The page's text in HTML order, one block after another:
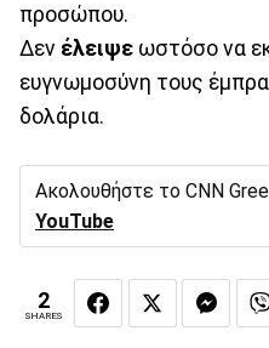
προσώπου.
Δεν έλειψε ωστόσο να
ευγνωμοσύνη τους
δολάρια.
Ακολουθήστε το CNN
YouTube
2
SHARES